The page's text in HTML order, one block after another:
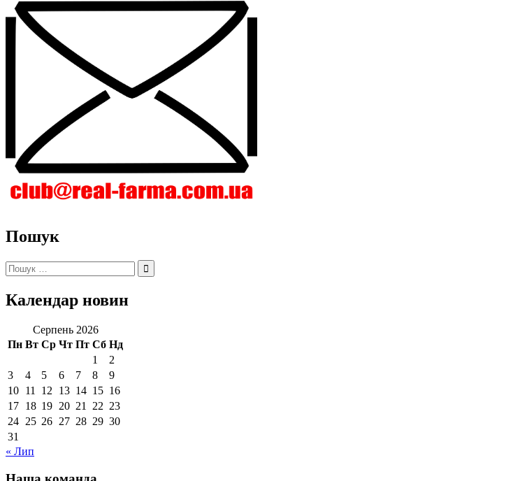
Пошук
Пошук:
Календар новин
Серпень 2026
Пн Вт Ср Чт Пт Сб Нд
1
2
3
4 5 6 7 8
9
10 11 12 13 14 15 16
17 18 19 20 21 22 23
24 25 26 27 28 29 30
31
« Лип